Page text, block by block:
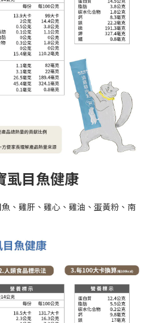
虱目魚健康
、雞肝、雞心、雞油、蛋黃粉、南